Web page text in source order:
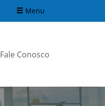
Menu
Fale Conosco